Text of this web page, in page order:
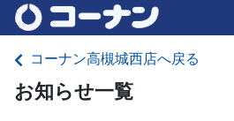
コーナン高槻城西店へ戻る
お知らせ一覧